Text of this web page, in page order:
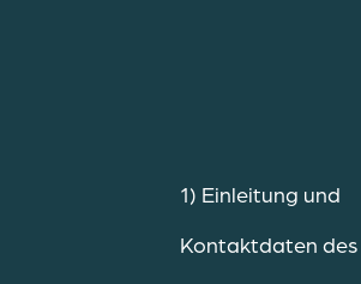
1) Einleitung und
Kontaktdaten des